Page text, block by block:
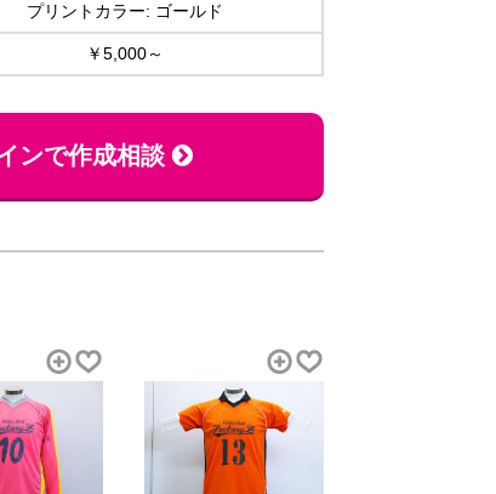
プリントカラー: ゴールド
￥5,000～
ンで作成相談